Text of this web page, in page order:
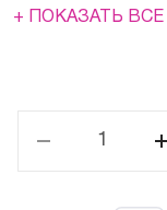
+ ПОКАЗАТЬ ВСЕ